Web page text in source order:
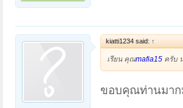
kiatti1234 said: ↑
เรียน คุณmafia15 ครับ
ขอบคุณท่านมาก